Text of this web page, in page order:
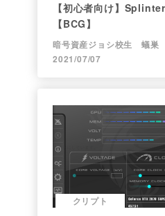
【初心者向け】
【BCG】
暗号資産ジョシ校生 蟻巣
2021/07/07
クリプト